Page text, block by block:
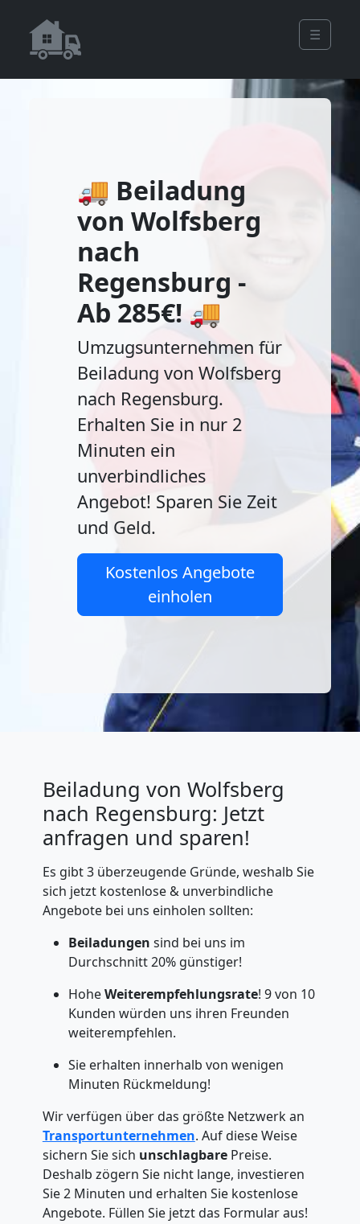
☰
🚚 Beiladung
von Wolfsberg
nach
Regensburg -
Ab 285€! 🚚
Umzugsunternehmen für
Beiladung von Wolfsberg
nach Regensburg.
Erhalten Sie in nur 2
Minuten ein
unverbindliches
Angebot! Sparen Sie Zeit
und Geld.
Kostenlos Angebote
einholen
Beiladung von Wolfsberg
nach Regensburg: Jetzt
anfragen und sparen!
Es gibt 3 überzeugende Gründe, weshalb Sie
sich jetzt kostenlose & unverbindliche
Angebote bei uns einholen sollten:
Beiladungen sind bei uns im
Durchschnitt 20% günstiger!
HoheWeiterempfehlungsrate! 9 von 10
Kunden würden uns ihren Freunden
weiterempfehlen.
Sie erhalten innerhalb von wenigen
Minuten Rückmeldung!
Wir verfügen über das größte Netzwerk an
Transportunternehmen. Auf diese Weise
sichern Sie sich unschlagbarePreise.
Deshalb zögern Sie nicht lange, investieren
Sie 2 Minuten und erhalten Sie kostenlose
Angebote. Füllen Sie jetzt das Formular aus!